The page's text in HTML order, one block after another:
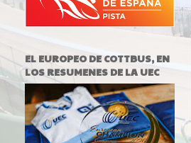
EL EUROPEO DE COTTBUS, EN
LOS RESUMENES DE LA UEC